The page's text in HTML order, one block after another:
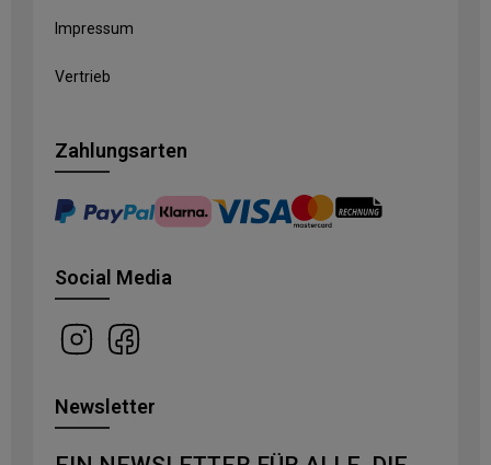
Impressum
Vertrieb
Zahlungsarten
Social Media
Newsletter